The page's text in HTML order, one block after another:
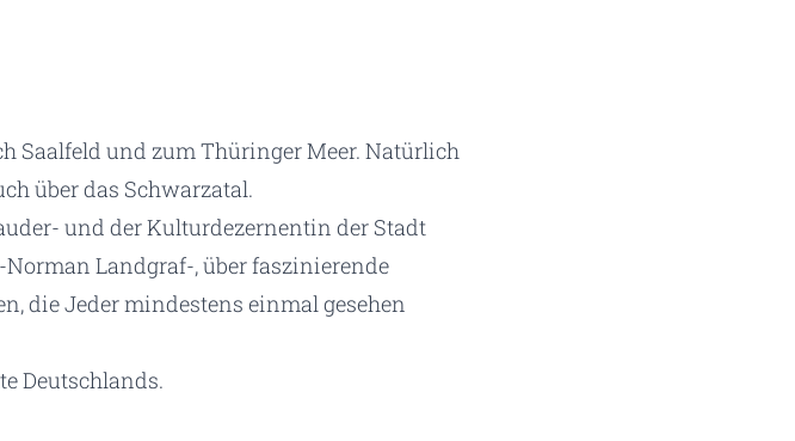
Saalfeld und zum Thüringer Meer. Natürlich
über das Schwarzatal.
und der Kulturdezernentin der Stadt
Landgraf-, über faszinierende
die Jeder mindestens einmal gesehen
Deutschlands.